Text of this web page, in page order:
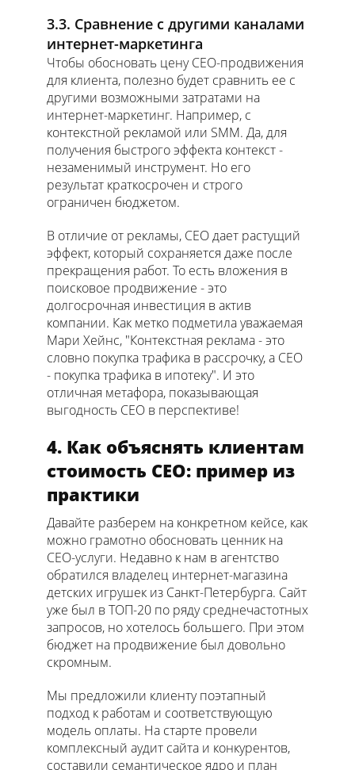
3.3. Сравнение с другими каналами
интернет-маркетинга
Чтобы обосновать цену СЕО-продвижения
для клиента, полезно будет сравнить ее с
другими возможными затратами на
интернет-маркетинг. Например, с
контекстной рекламой или SMM. Да, для
получения быстрого эффекта контекст -
незаменимый инструмент. Но его
результат краткосрочен и строго
ограничен бюджетом.
В отличие от рекламы, СЕО дает растущий
эффект, который сохраняется даже после
прекращения работ. То есть вложения в
поисковое продвижение - это
долгосрочная инвестиция в актив
компании. Как метко подметила уважаемая
Мари Хейнс, "Контекстная реклама - это
словно покупка трафика в рассрочку, а СЕО
- покупка трафика в ипотеку". И это
отличная метафора, показывающая
выгодность СЕО в перспективе!
4. Как объяснять клиентам
стоимость СЕО: пример из
практики
Давайте разберем на конкретном кейсе, как
можно грамотно обосновать ценник на
СЕО-услуги. Недавно к нам в агентство
обратился владелец интернет-магазина
детских игрушек из Санкт-Петербурга. Сайт
уже был в ТОП-20 по ряду среднечастотных
запросов, но хотелось большего. При этом
бюджет на продвижение был довольно
скромным.
Мы предложили клиенту поэтапный
подход к работам и соответствующую
модель оплаты. На старте провели
комплексный аудит сайта и конкурентов,
составили семантическое ядро и план